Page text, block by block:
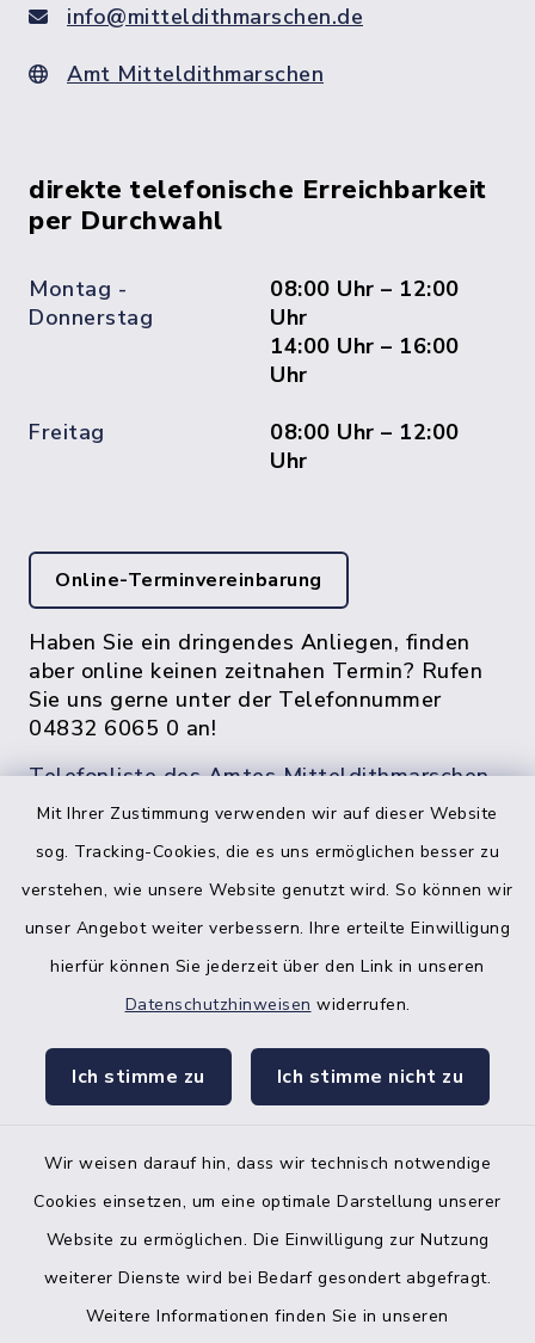
Mit Ihrer Zustimmung verwenden wir auf dieser Website
sog. Tracking-Cookies, die es uns ermöglichen besser zu
verstehen, wie unsere Website genutzt wird. So können wir
unser Angebot weiter verbessern. Ihre erteilte Einwilligung
hierfür können Sie jederzeit über den Link in unseren
Datenschutzhinweisen widerrufen.
Ich stimme zu Ich stimme nicht zu
Wir weisen darauf hin, dass wir technisch notwendige
Cookies einsetzen, um eine optimale Darstellung unserer
Website zu ermöglichen. Die Einwilligung zur Nutzung
weiterer Dienste wird bei Bedarf gesondert abgefragt.
Weitere Informationen finden Sie in unseren
info@mitteldithmarschen.de
Amt Mitteldithmarschen
direkte telefonische Erreichbarkeit
per Durchwahl
Montag -
Donnerstag
08:00 Uhr – 12:00
Uhr
14:00 Uhr – 16:00
Uhr
Freitag
08:00 Uhr – 12:00
Uhr
Online-Terminvereinbarung
Haben Sie ein dringendes Anliegen, finden
aber online keinen zeitnahen Termin? Rufen
Sie uns gerne unter der Telefonnummer
04832 6065 0 an!
Telefonliste des Amtes Mitteldithmarschen
facebook
Bankverbindung der Amtskasse
Barrierefreiheit